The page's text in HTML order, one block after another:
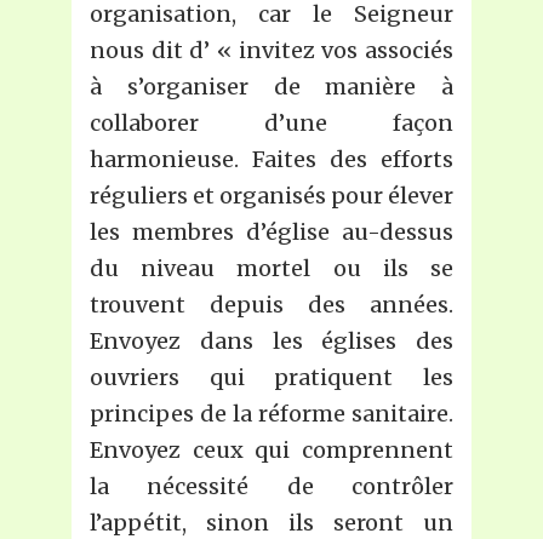
organisation, car le Seigneur
nous dit d’ « invitez vos associés
à s’organiser de manière à
collaborer d’une façon
harmonieuse. Faites des efforts
réguliers et organisés pour élever
les membres d’église au-dessus
du niveau mortel ou ils se
trouvent depuis des années.
Envoyez dans les églises des
ouvriers qui pratiquent les
principes de la réforme sanitaire.
Envoyez ceux qui comprennent
la nécessité de contrôler
l’appétit, sinon ils seront un